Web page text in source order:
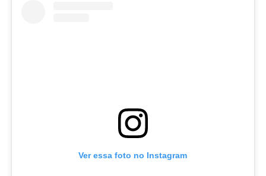
Ver essa foto no Instagram